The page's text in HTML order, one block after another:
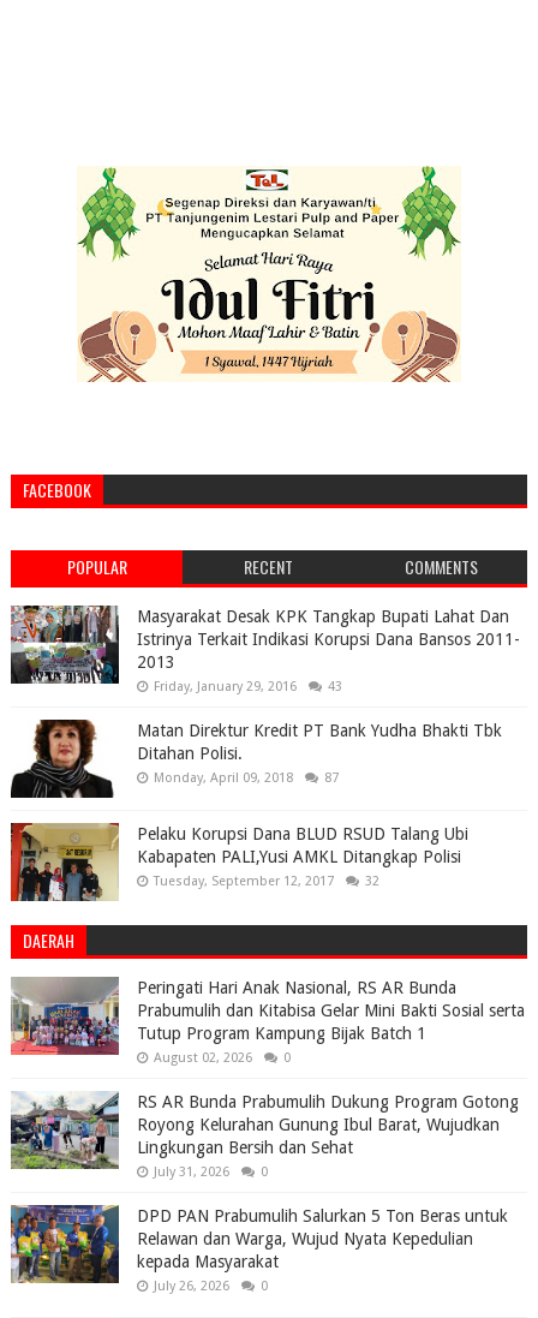
FACEBOOK
POPULAR RECENT COMMENTS
Masyarakat Desak KPK Tangkap Bupati Lahat Dan
Istrinya Terkait Indikasi Korupsi Dana Bansos 2011-
2013
Friday, January 29, 2016 43
Matan Direktur Kredit PT Bank Yudha Bhakti Tbk
Ditahan Polisi.
Monday, April 09, 2018 87
Pelaku Korupsi Dana BLUD RSUD Talang Ubi
Kabapaten PALI,Yusi AMKL Ditangkap Polisi
Tuesday, September 12, 2017 32
DAERAH
Peringati Hari Anak Nasional, RS AR Bunda
Prabumulih dan Kitabisa Gelar Mini Bakti Sosial serta
Tutup Program Kampung Bijak Batch 1
August 02, 2026 0
RS AR Bunda Prabumulih Dukung Program Gotong
Royong Kelurahan Gunung Ibul Barat, Wujudkan
Lingkungan Bersih dan Sehat
July 31, 2026 0
DPD PAN Prabumulih Salurkan 5 Ton Beras untuk
Relawan dan Warga, Wujud Nyata Kepedulian
kepada Masyarakat
July 26, 2026 0